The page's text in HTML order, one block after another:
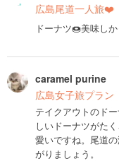
広島尾道一人旅❤️
ドーナツ🍩美味しか
caramel purine
広島女子旅プラン
テイクアウトのド
しいドーナツがた
愛いですね。尾道
がりましょう。